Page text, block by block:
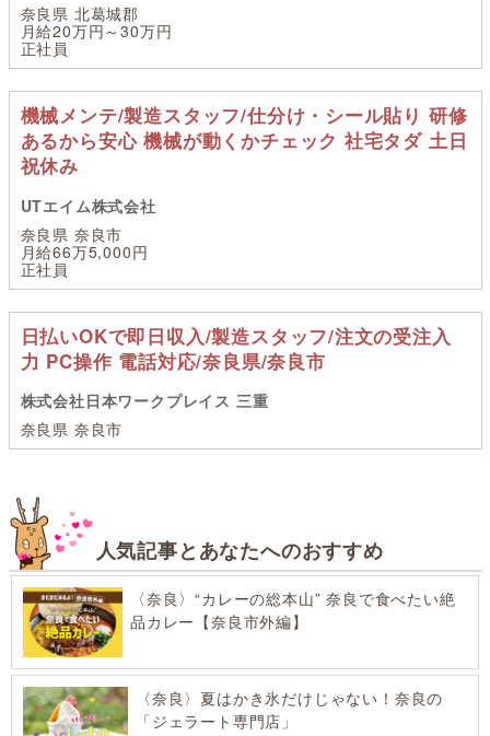
奈良県 北葛城郡
月給20万円～30万円
正社員
機械メンテ/製造スタッフ/仕分け・シール貼り 研修
あるから安心 機械が動くかチェック 社宅タダ 土日
祝休み
UTエイム株式会社
奈良県 奈良市
月給66万5,000円
正社員
日払いOKで即日収入/製造スタッフ/注文の受注入
力 PC操作 電話対応/奈良県/奈良市
株式会社日本ワークプレイス 三重
奈良県 奈良市
人気記事とあなたへのおすすめ
〈奈良〉“カレーの総本山” 奈良で食べたい絶
品カレー【奈良市外編】
〈奈良〉夏はかき氷だけじゃない！奈良の
「ジェラート専門店」